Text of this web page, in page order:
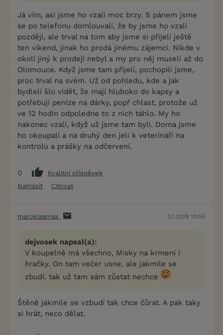
Já vím, asi jsme ho vzali moc brzy. S pánem jsme
se po telefonu domlouvali, že by jsme ho vzali
později, ale trval na tom aby jsme si přijeli ještě
ten víkend, jinak ho prodá jinému zájemci. Nikde v
okolí jiný k prodeji nebyl a my pro něj museli až do
Olomouce. Když jsme tam přijeli, pochopili jsme,
proc trval na svém. Už od pohledu, kde a jak
bydleli šlo vidět, že mají hluboko do kapsy a
potřebují peníze na dárky, popř chlast, protože už
ve 12 hodin odpoledne to z nich táhlo. My ho
nakonec vzali, když už jsme tam byli. Doma jsme
ho okoupali a na druhý den jeli k veterináři na
kontrolu a prášky na odčervení.
0
Kvalitní příspěvek
Nahlásit
Citovat
marcelaamax 3.1.2019 10:55
dejvosek napsal(a):
V koupelně má všechno, Misky na krmení i
hračky. On tam večer usne, ale jakmile se
zbudí, tak už tam sám zůstat nechce
Štěně jakmile se vzbudí tak chce čůrat. A pak taky
si hrát, neco dělat.